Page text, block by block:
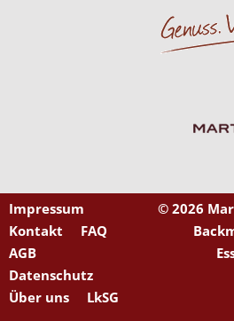
Impressum
Kontakt
FAQ
AGB
Datenschutz
Über uns
LkSG
© 2026